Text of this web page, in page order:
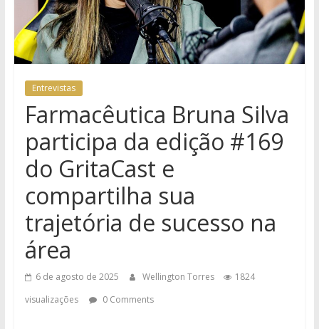
Entrevistas
Farmacêutica Bruna Silva
participa da edição #169
do GritaCast e
compartilha sua
trajetória de sucesso na
área
6 de agosto de 2025 Wellington Torres
1824
visualizações
0 Comments